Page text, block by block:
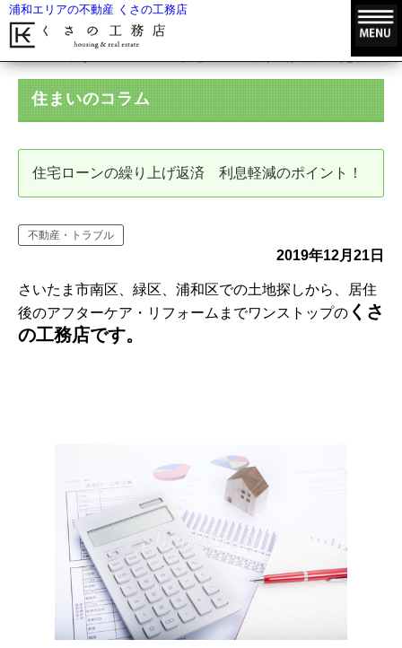
浦和エリアの不動産 くさの工務店
住宅ローンの繰り上げ返済 利息軽減の
住まいのコラム
住宅ローンの繰り上げ返済 利息軽減のポイント！
不動産・トラブル
2019年12月21日
さいたま市南区、緑区、浦和区での土地探しから、居住
後のアフターケア・リフォームまでワンストップの くさ
の工務店です。